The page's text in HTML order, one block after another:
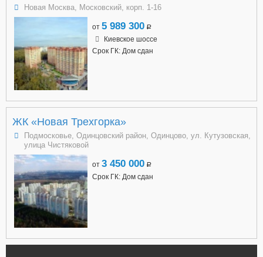
Новая Москва, Московский, корп. 1-16
от 5 989 300 a
Киевское шоссе
Срок ГК: Дом сдан
ЖК «Новая Трехгорка»
Подмосковье, Одинцовский район, Одинцово, ул. Кутузовская,
улица Чистяковой
от 3 450 000 a
Срок ГК: Дом сдан